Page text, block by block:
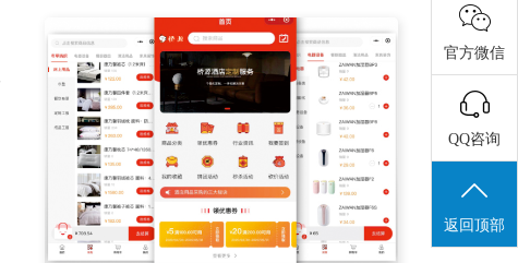
官方微信
QQ咨询
返回顶部